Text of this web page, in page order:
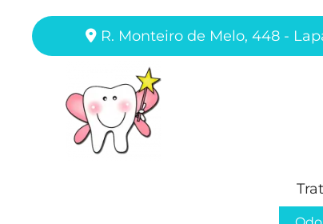
R. Monteiro de Melo, 448 -